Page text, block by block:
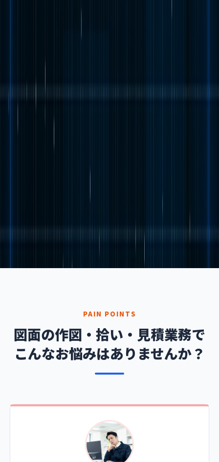
PAIN POINTS
図面の作図・拾い・見積業務で
こんなお悩みはありませんか？